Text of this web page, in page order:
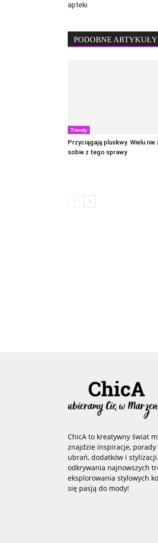
apteki
PODOBNE ARTYKUŁY
Trendy
Przyciągają pluskwy. Wielu nie
sobie z tego sprawy
ChicA to kreatywny świat
znajdzie inspiracje,
ubrań, dodatków i
odkrywania najnowszych
eksplorowania stylowych
się pasją do mody!